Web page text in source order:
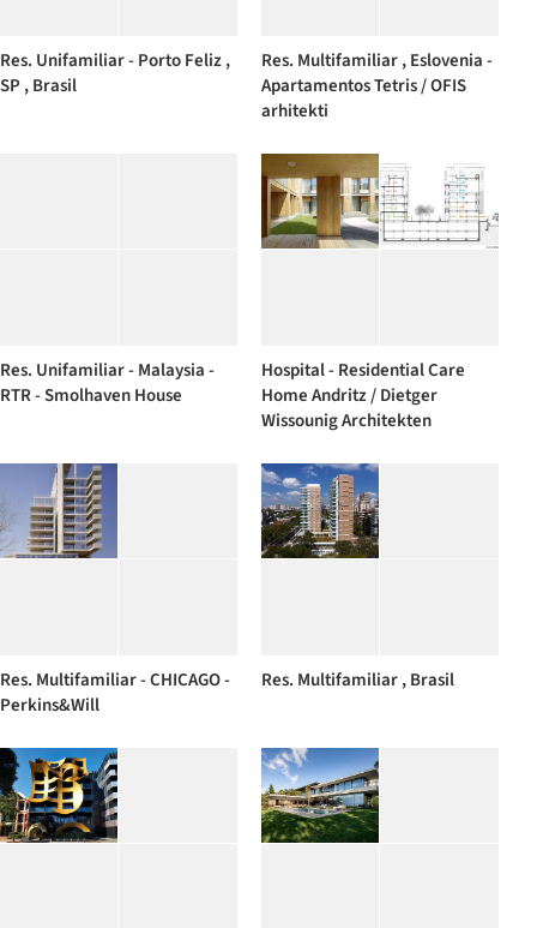
Res. Unifamiliar - Porto Feliz ,
SP , Brasil
Res. Multifamiliar , Eslovenia -
Apartamentos Tetris / OFIS
arhitekti
Res. Unifamiliar - Malaysia -
RTR - Smolhaven House
Hospital - Residential Care
Home Andritz / Dietger
Wissounig Architekten
Res. Multifamiliar - CHICAGO -
Perkins&Will
Res. Multifamiliar , Brasil